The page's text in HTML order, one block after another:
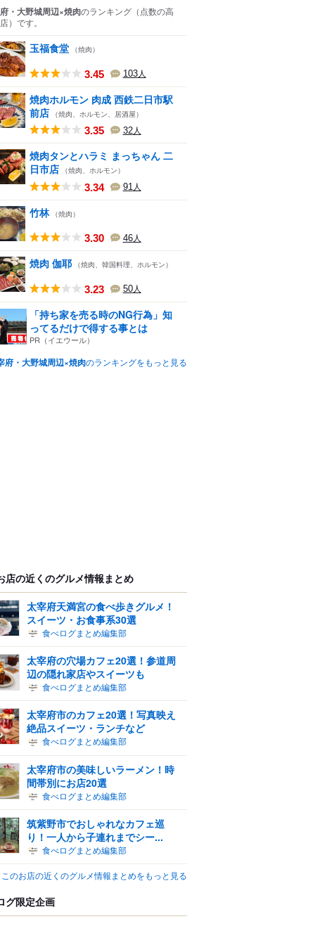
・大野城周辺×焼肉のランキング （点数の高
） です。
玉福食堂 （焼肉）
3.45 103人
焼肉ホルモン 肉成 西鉄二日市駅
前店 （焼肉、ホルモン、居酒屋）
3.35 32人
焼肉タンとハラミ まっちゃん 二
日市店 （焼肉、ホルモン）
3.34 91人
竹林 （焼肉）
3.30 46人
焼肉 伽耶 （焼肉、韓国料理、ホルモン）
3.23 50人
「持ち家を売る時のNG行為」知
ってるだけで得する事とは
PR（イエウール）
府・大野城周辺×焼肉のランキングをもっと見る
店の近くのグルメ情報まとめ
太宰府天満宮の食べ歩きグルメ！
スイーツ・お食事系30選
食べログまとめ編集部
太宰府の穴場カフェ20選！参道周
辺の隠れ家店やスイーツも
食べログまとめ編集部
太宰府市のカフェ20選！写真映え
絶品スイーツ・ランチなど
食べログまとめ編集部
太宰府市の美味しいラーメン！時
間帯別にお店20選
食べログまとめ編集部
筑紫野市でおしゃれなカフェ巡
り！一人から子連れまでシー...
食べログまとめ編集部
このお店の近くのグルメ情報まとめをもっと見る
グ限定企画